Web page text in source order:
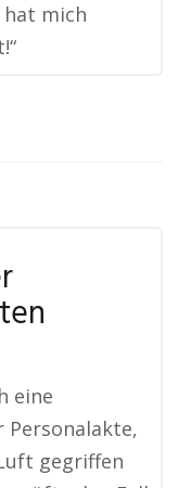
mich
eine
Personalakte,
gegriffen